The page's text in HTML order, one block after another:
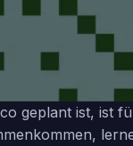
geplant ist, ist